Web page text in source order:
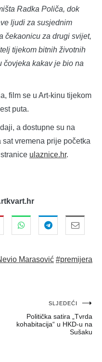
Radka Poliča, dok
ljudi za susjednim
čekaonicu za drugi svijet,
tijekom bitnih životnih
čovjeka kakav je bio na
film se u Art-kinu tijekom
puta.
a dostupne su na
vremena prije početka
ulaznice.hr.
Marasović #premijera
SLJEDEĆI
Politička satira „Tvrda
kohabitacija“ u HKD-u na
Sušaku